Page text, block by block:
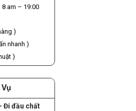
8 am – 19:00
)
nhanh )
)
Vụ
Đi đầu chất